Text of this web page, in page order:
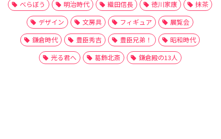
べらぼう
明治時代 織田信長 徳川家康
抹茶
デザイン
文房具 フィギュア
展覧会
鎌倉時代
豊臣秀吉 豊臣兄弟！
昭和時代
光る君へ
葛飾北斎 鎌倉殿の13人